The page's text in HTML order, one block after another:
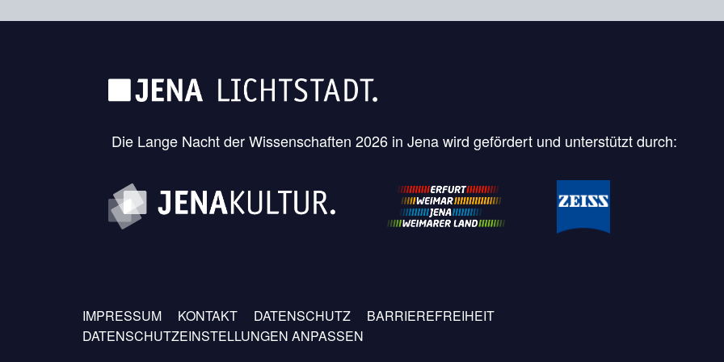
Die Lange Nacht der Wissenschaften 2026 in Jena wird gefördert und unterstützt durch:
Fußzeilen
Menü
IMPRESSUM KONTAKT DATENSCHUTZ
BARRIEREFREIHEIT
DATENSCHUTZEINSTELLUNGEN ANPASSEN